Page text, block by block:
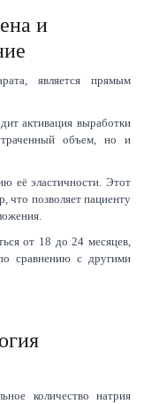
и
является прямым
активация выработки
объем, но и
её эластичности. Этот
что позволяет пациенту
от 18 до 24 месяцев,
сравнению с другими
количество натрия